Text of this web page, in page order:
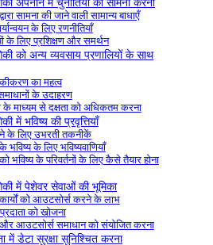
सामना की जाने वाली सामान्य बाधाएँ
के लिए रणनीतियाँ
के लिए प्रशिक्षण और समर्थन
को अन्य व्यवसाय प्रणालियों के साथ
का महत्व
के उदाहरण
माध्यम से दक्षता को अधिकतम करना
में भविष्य की प्रवृत्तियाँ
के लिए उभरती तकनीकें
भविष्य के लिए भविष्यवाणियाँ
भविष्य के परिवर्तनों के लिए कैसे तैयार होना
में पेशेवर सेवाओं की भूमिका
कार्यों को आउटसोर्स करने के लाभ
को खोजना
आउटसोर्स समाधान को संयोजित करना
में डेटा सुरक्षा सुनिश्चित करना